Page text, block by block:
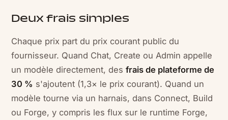
Deux frais simples
Chaque prix part du prix courant public du
fournisseur. Quand Chat, Create ou Admin appelle
un modèle directement, desfrais de plateforme de
30 % s'ajoutent (1,3× le prix courant). Quand un
modèle tourne via un harnais, dans Connect, Build
ou Forge, y compris les flux sur le runtime Forge,